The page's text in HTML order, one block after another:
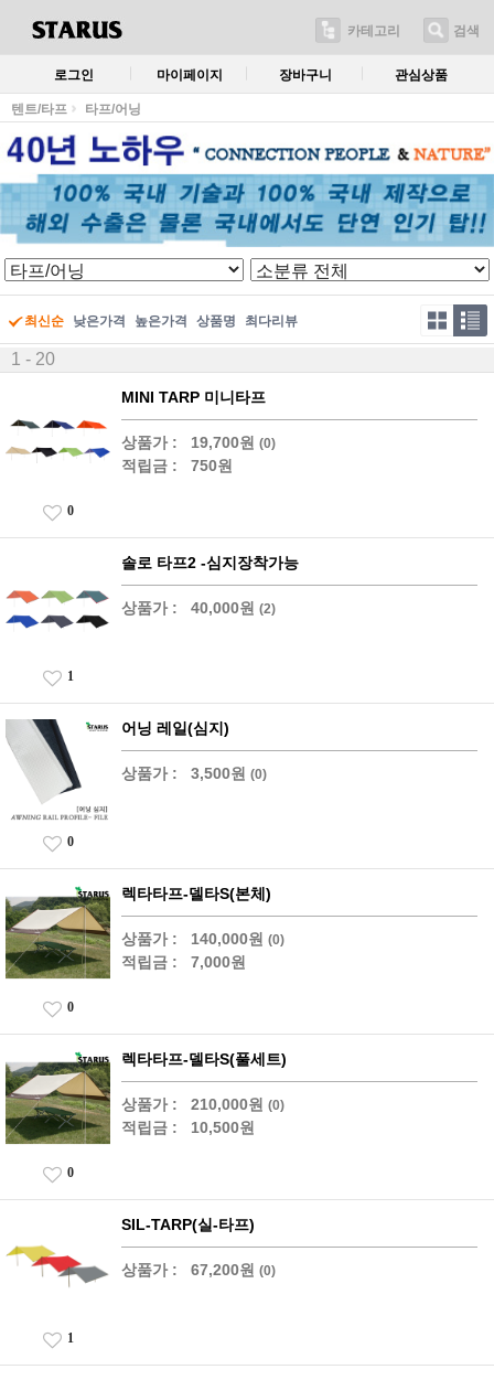
카테고리 검색
로그인 마이페이지 장바구니 관심상품
텐트/타프 타프/어닝
최신순 낮은가격 높은가격 상품명 최다리뷰
1 - 20
MINI TARP 미니타프
상품가 : 19,700원 (0)
적립금 : 750원
0
솔로 타프2 -심지장착가능
상품가 : 40,000원 (2)
1
어닝 레일(심지)
상품가 : 3,500원 (0)
0
렉타타프-델타S(본체)
상품가 : 140,000원 (0)
적립금 : 7,000원
0
렉타타프-델타S(풀세트)
상품가 : 210,000원 (0)
적립금 : 10,500원
0
SIL-TARP(실-타프)
상품가 : 67,200원 (0)
1